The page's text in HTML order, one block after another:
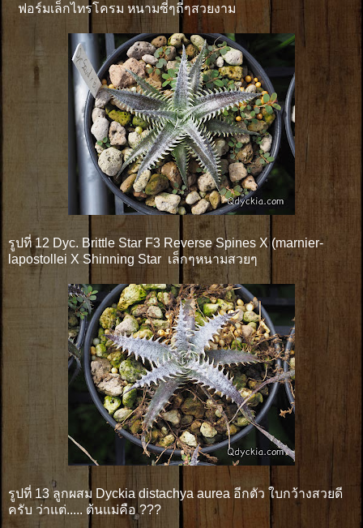
ฟอร์มเล็กไทรโครม หนามซี่ๆถี่ๆสวยงาม
รูปที่ 12 Dyc. Brittle Star F3 Reverse Spines X (marnier-
lapostollei X Shinning Star เล็กๆหนามสวยๆ
รูปที่ 13 ลูกผสม Dyckia distachya aurea อีกตัว ใบกว้างสวยดี
ครับ ว่าแต่..... ต้นแม่คือ ???